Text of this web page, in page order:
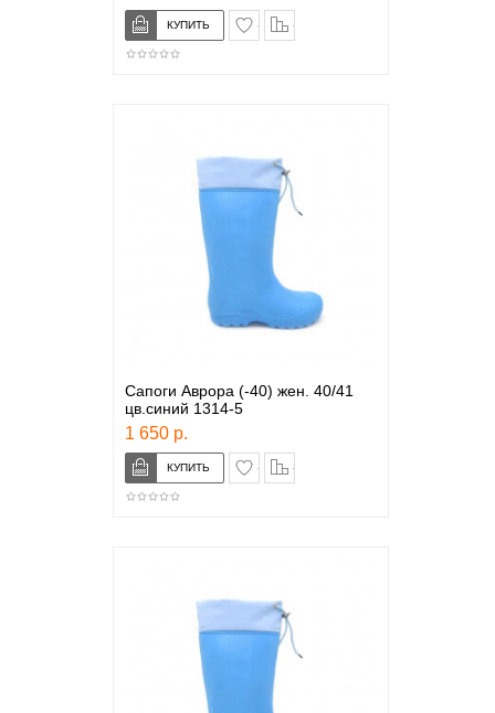
в закладки
Сапоги Аврора (-40) жен. 40/41
цв.синий 1314-5
1 650 р.
в закладки